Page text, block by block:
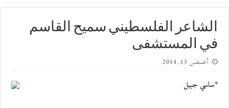
الشاعر الفلسطيني سميح القاسم
في المستشفى
أغسطس 13, 2014
*ساسي جبيل